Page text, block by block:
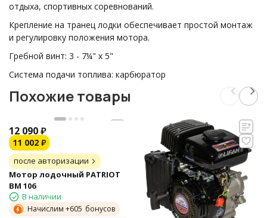
отдыха, спортивных соревнований.
Крепление на транец лодки обеспечивает простой монтаж
и регулировку положения мотора.
Гребной винт: 3 - 7¼" х 5"
Система подачи топлива: карбюратор
Похожие товары
12 090₽
11 002 ₽
после авторизации
Мотор лодочный PATRIOT
BM 106
В наличии
Начислим +605 бонусов